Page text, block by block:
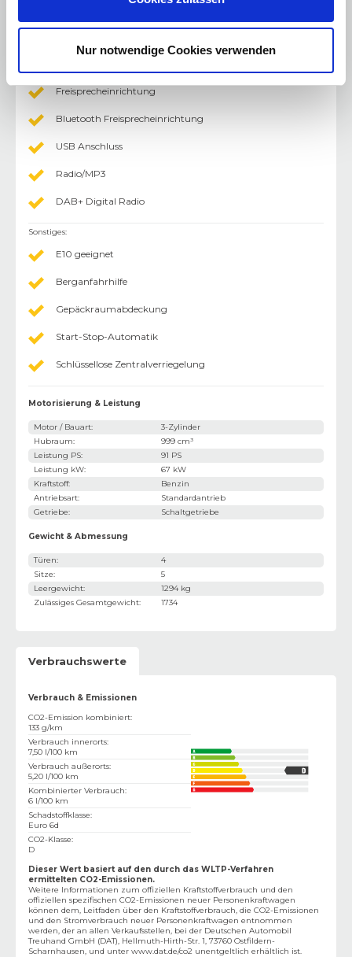
Nur notwendige Cookies verwenden
Freisprecheinrichtung
Bluetooth Freisprecheinrichtung
USB Anschluss
Radio/MP3
DAB+ Digital Radio
Sonstiges:
E10 geeignet
Berganfahrhilfe
Gepäckraumabdeckung
Start-Stop-Automatik
Schlüssellose Zentralverriegelung
Motorisierung & Leistung
Motor / Bauart:
3-Zylinder
Hubraum:
999 cm³
Leistung PS:
91 PS
Leistung kW:
67 kW
Kraftstoff:
Benzin
Antriebsart:
Standardantrieb
Getriebe: Schaltgetriebe
Gewicht & Abmessung
Türen:
4
Sitze:
5
Leergewicht:
1294 kg
Zulässiges Gesamtgewicht: 1734
Verbrauchswerte
Verbrauch & Emissionen
CO2-Emission kombiniert:
133 g/km
Verbrauch innerorts:
7,50 l/100 km
Verbrauch außerorts:
5,20 l/100 km
Kombinierter Verbrauch:
6 l/100 km
Schadstoffklasse:
Euro 6d
CO2-Klasse:
D
Dieser Wert basiert auf den durch das WLTP-Verfahren
ermittelten CO2-Emissionen.
Weitere Informationen zum offiziellen Kraftstoffverbrauch und den
offiziellen spezifischen CO2-Emissionen neuer Personenkraftwagen
können dem‚ Leitfaden über den Kraftstoffverbrauch, die CO2-Emissionen
und den Stromverbrauch neuer Personenkraftwagen entnommen
werden, der an allen Verkaufsstellen, bei der Deutschen Automobil
Treuhand GmbH (DAT), Hellmuth-Hirth-Str. 1, 73760 Ostfildern-
Scharnhausen, und unter www.dat.de/co2 unentgeltlich erhältlich ist.